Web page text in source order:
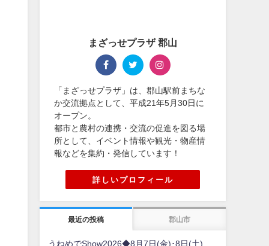
まざっせプラザ 郡山
「まざっせプラザ」は、郡山駅前まちな
か交流拠点として、平成21年5月30日に
オープン。
都市と農村の連携・交流の促進を図る場
所として、イベント情報や観光・物産情
報などを集約・発信しています！
詳しいプロフィール
最近の投稿 郡山市
うねめでShow2026◆8月7日(金)･8日(土)